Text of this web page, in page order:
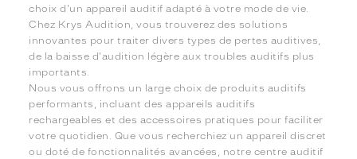
choix d'un appareil auditif adapté à votre mode de vie.
Chez Krys Audition, vous trouverez des solutions
innovantes pour traiter divers types de pertes auditives,
de la baisse d'audition légère aux troubles auditifs plus
importants.
Nous vous offrons un large choix de produits auditifs
performants, incluant des appareils auditifs
rechargeables et des accessoires pratiques pour faciliter
votre quotidien. Que vous recherchiez un appareil discret
ou doté de fonctionnalités avancées, notre centre auditif